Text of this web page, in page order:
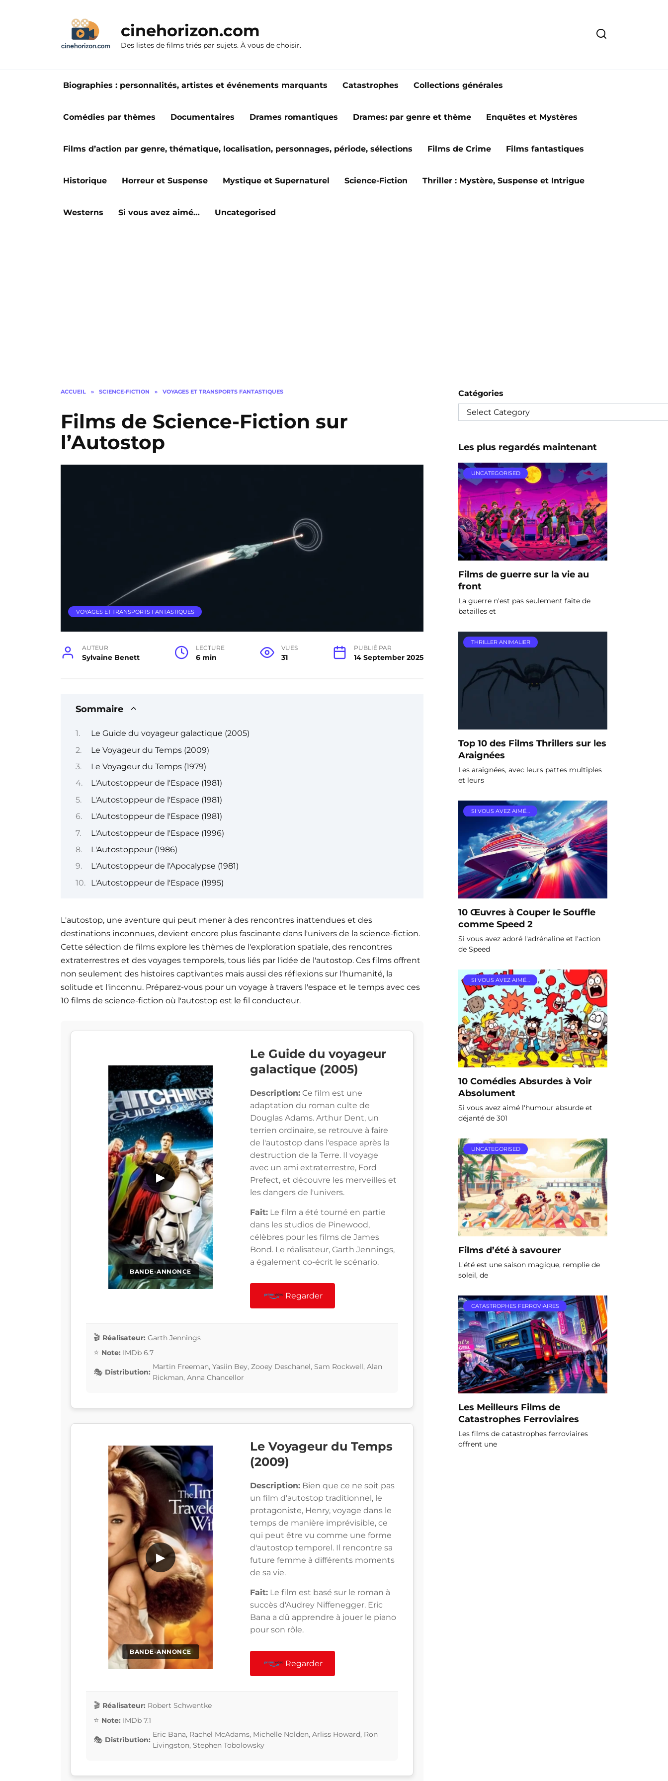
cinehorizon.com
Des listes de films triés par sujets. À vous de choisir.
Biographies : personnalités, artistes et événements marquants Catastrophes Collections générales
Comédies par thèmes Documentaires Drames romantiques Drames: par genre et thème Enquêtes et Mystères
Films d’action par genre, thématique, localisation, personnages, période, sélections Films de Crime Films fantastiques
Historique Horreur et Suspense Mystique et Supernaturel Science-Fiction Thriller : Mystère, Suspense et Intrigue
Westerns Si vous avez aimé… Uncategorised
ACCUEIL » SCIENCE-FICTION » VOYAGES ET TRANSPORTS FANTASTIQUES
Films de Science-Fiction sur
l’Autostop
VOYAGES ET TRANSPORTS FANTASTIQUES
AUTEUR
Sylvaine Benett
LECTURE
6 min
VUES
31
PUBLIÉ PAR
14 September 2025
Sommaire
Le Guide du voyageur galactique (2005)
Le Voyageur du Temps (2009)
Le Voyageur du Temps (1979)
L'Autostoppeur de l'Espace (1981)
L'Autostoppeur de l'Espace (1981)
L'Autostoppeur de l'Espace (1981)
L'Autostoppeur de l'Espace (1996)
L'Autostoppeur (1986)
L'Autostoppeur de l'Apocalypse (1981)
L'Autostoppeur de l'Espace (1995)
L'autostop, une aventure qui peut mener à des rencontres inattendues et des
destinations inconnues, devient encore plus fascinante dans l'univers de la science-fiction.
Cette sélection de films explore les thèmes de l'exploration spatiale, des rencontres
extraterrestres et des voyages temporels, tous liés par l'idée de l'autostop. Ces films offrent
non seulement des histoires captivantes mais aussi des réflexions sur l'humanité, la
solitude et l'inconnu. Préparez-vous pour un voyage à travers l'espace et le temps avec ces
10 films de science-fiction où l'autostop est le fil conducteur.
BANDE-ANNONCE
▶
Le Guide du voyageur
galactique (2005)
Description: Ce film est une
adaptation du roman culte de
Douglas Adams. Arthur Dent, un
terrien ordinaire, se retrouve à faire
de l'autostop dans l'espace après la
destruction de la Terre. Il voyage
avec un ami extraterrestre, Ford
Prefect, et découvre les merveilles et
les dangers de l'univers.
Fait: Le film a été tourné en partie
dans les studios de Pinewood,
célèbres pour les films de James
Bond. Le réalisateur, Garth Jennings,
a également co-écrit le scénario.
Regarder
Réalisateur: Garth Jennings
Note: IMDb 6.7
Distribution:
Martin Freeman, Yasiin Bey, Zooey Deschanel, Sam Rockwell, Alan
Rickman, Anna Chancellor
BANDE-ANNONCE
▶
Le Voyageur du Temps
(2009)
Description: Bien que ce ne soit pas
un film d'autostop traditionnel, le
protagoniste, Henry, voyage dans le
temps de manière imprévisible, ce
qui peut être vu comme une forme
d'autostop temporel. Il rencontre sa
future femme à différents moments
de sa vie.
Fait: Le film est basé sur le roman à
succès d'Audrey Niffenegger. Eric
Bana a dû apprendre à jouer le piano
pour son rôle.
Regarder
Réalisateur: Robert Schwentke
Note: IMDb 7.1
Distribution:
Eric Bana, Rachel McAdams, Michelle Nolden, Arliss Howard, Ron
Livingston, Stephen Tobolowsky
Catégories
Les plus regardés maintenant
UNCATEGORISED
Films de guerre sur la vie au
front
La guerre n'est pas seulement faite de
batailles et
THRILLER ANIMALIER
Top 10 des Films Thrillers sur les
Araignées
Les araignées, avec leurs pattes multiples
et leurs
SI VOUS AVEZ AIMÉ…
10 Œuvres à Couper le Souffle
comme Speed 2
Si vous avez adoré l'adrénaline et l'action
de Speed
SI VOUS AVEZ AIMÉ…
10 Comédies Absurdes à Voir
Absolument
Si vous avez aimé l'humour absurde et
déjanté de 301
UNCATEGORISED
Films d’été à savourer
L'été est une saison magique, remplie de
soleil, de
CATASTROPHES FERROVIAIRES
Les Meilleurs Films de
Catastrophes Ferroviaires
Les films de catastrophes ferroviaires
offrent une